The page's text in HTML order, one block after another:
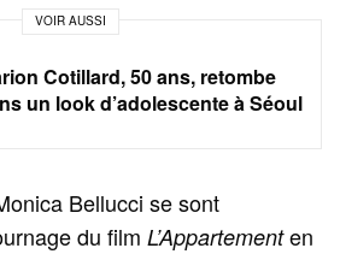
VOIR AUSSI
Cotillard, 50 ans, retombe
un look d’adolescente à Séoul
Bellucci se sont
du filmL’Appartementen